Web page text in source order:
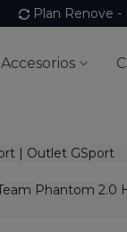
Plan Renove
Accesorios